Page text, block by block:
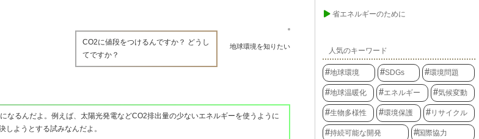
地球環境を知りたい
CO2に値段をつけるんですか？ どうし
てですか？
るんだよ。例えば、太陽光発電などCO2排出量の少ないエネルギーを使うように
ようとする試みなんだよ。
省エネルギーのために
人気のキーワード
地球環境 SDGs 環境問題
地球温暖化 エネルギー 気候変動
生物多様性 環境保護 リサイクル
持続可能な開発 国際協力